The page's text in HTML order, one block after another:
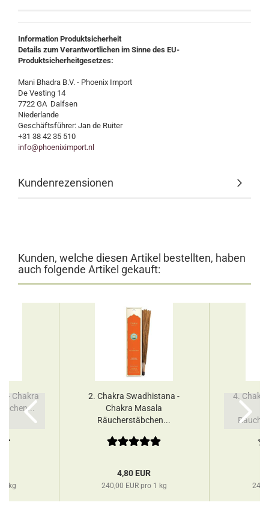
Information Produktsicherheit
Details zum Verantwortlichen im Sinne des EU-
Produktsicherheitgesetzes:
Mani Bhadra B.V. - Phoenix Import
De Vesting 14
7722 GA Dalfsen
Niederlande
Geschäftsführer: Jan de Ruiter
+31 38 42 35 510
info@phoeniximport.nl
Kundenrezensionen
Kunden, welche diesen Artikel bestellten, haben
auch folgende Artikel gekauft:
- Chakra
1 kg
2. Chakra Swadhistana -
Chakra Masala
Räucherstäbchen...
4,80 EUR
240,00 EUR pro 1 kg
4.